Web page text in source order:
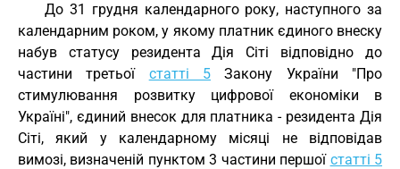
До 31 грудня календарного року, наступного за
календарним роком, у якому платник єдиного внеску
набув статусу резидента Дія Сіті відповідно до
частини третьої статті 5 Закону України "Про
стимулювання розвитку цифрової економіки в
Україні", єдиний внесок для платника - резидента Дія
Сіті, який у календарному місяці не відповідав
вимозі, визначеній пунктом 3 частини першої статті 5